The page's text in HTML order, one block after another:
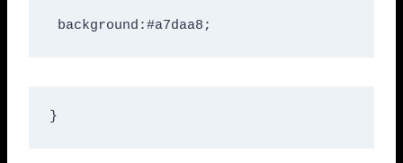
background:#a7daa8;
}